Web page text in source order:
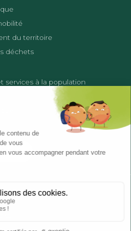
du territoire
déchets
services à la population